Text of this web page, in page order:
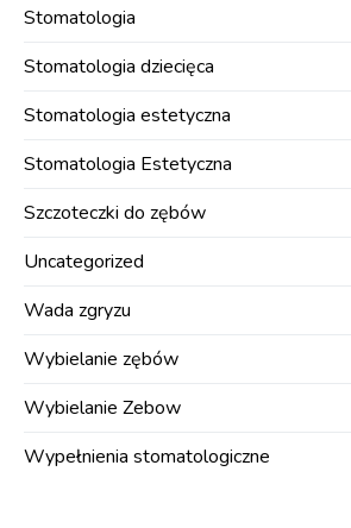
Stomatologia
Stomatologia dziecięca
Stomatologia estetyczna
Stomatologia Estetyczna
Szczoteczki do zębów
Uncategorized
Wada zgryzu
Wybielanie zębów
Wybielanie Zebow
Wypełnienia stomatologiczne